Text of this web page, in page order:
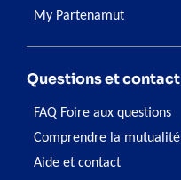
My Partenamut
Questions et contact
FAQ Foire aux questions
Comprendre la mutualité
Aide et contact